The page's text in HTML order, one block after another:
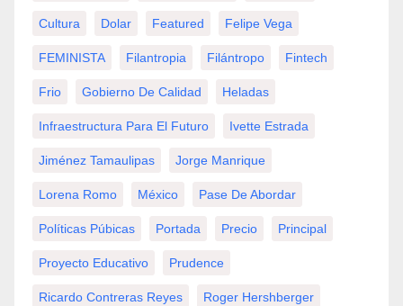
Cultura Dolar Featured Felipe Vega
FEMINISTA Filantropia Filántropo Fintech
Frio Gobierno De Calidad Heladas
Infraestructura Para El Futuro Ivette Estrada
Jiménez Tamaulipas Jorge Manrique
Lorena Romo México Pase De Abordar
Políticas Púbicas Portada Precio Principal
Proyecto Educativo Prudence
Ricardo Contreras Reyes Roger Hershberger